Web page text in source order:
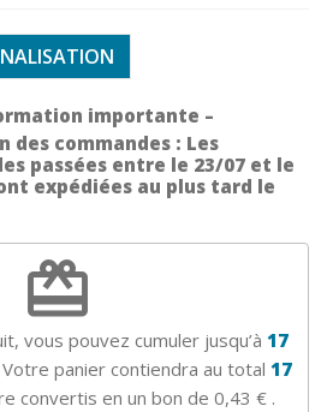
importante –
des commandes : Les
passées entre le 23/07 et le
expédiées au plus tard le
redeem
vous pouvez cumuler jusqu’à 17
Votre panier contiendra au total 17
convertis en un bon de 0,43 €.